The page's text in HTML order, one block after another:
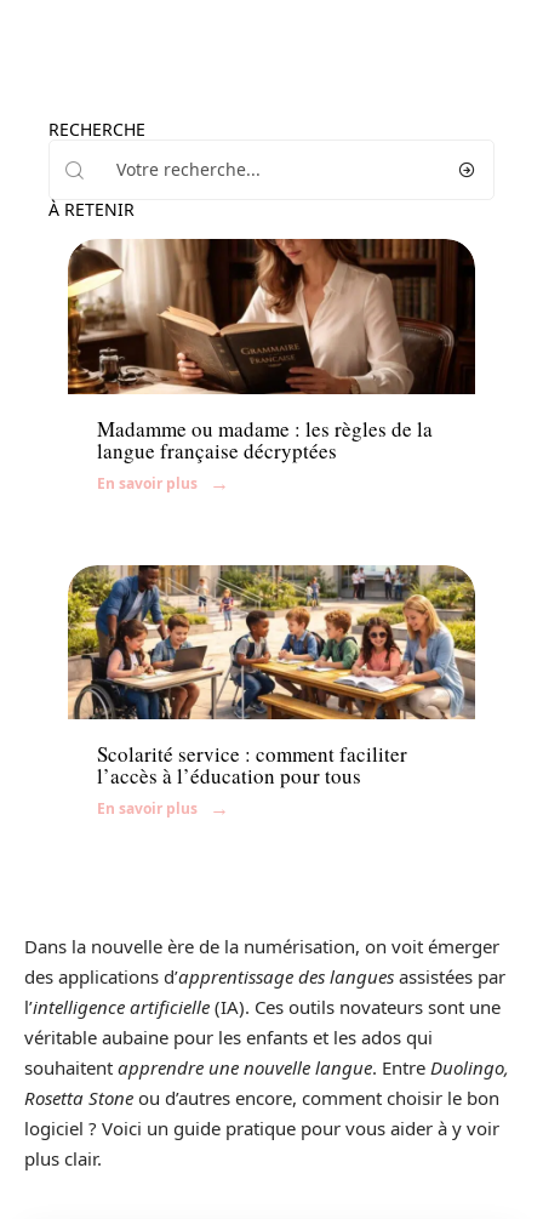
RECHERCHE
À RETENIR
Actu
Madamme ou madame : les règles de la
langue française décryptées
En savoir plus
Enfant
Scolarité service : comment faciliter
l’accès à l’éducation pour tous
En savoir plus
Dans la nouvelle ère de la numérisation, on voit émerger
des applications d’apprentissage des langues assistées par
l’intelligence artificielle (IA). Ces outils novateurs sont une
véritable aubaine pour les enfants et les ados qui
souhaitent apprendre une nouvelle langue. Entre Duolingo,
Rosetta Stone ou d’autres encore, comment choisir le bon
logiciel ? Voici un guide pratique pour vous aider à y voir
plus clair.